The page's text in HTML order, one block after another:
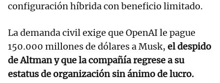
configuración híbrida con beneficio limitado.
La demanda civil exige que OpenAI le pague
150.000 millones de dólares a Musk, el despido
de Altman y que la compañía regrese a su
estatus de organización sin ánimo de lucro.